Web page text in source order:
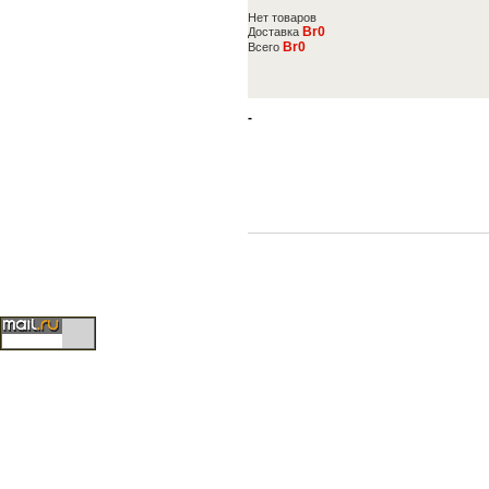
Нет товаров
Доставка Br0
Всего Br0
-